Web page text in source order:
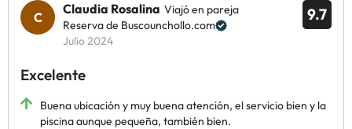
9.7
Claudia Rosalina Viajó en pareja
Reserva de Buscounchollo.com
Julio 2024
Excelente
Buena ubicación y muy buena atención, el servicio bien y la
piscina aunque pequeña, también bien.